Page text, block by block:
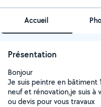
Accueil
Présentation
Bonjour
Je suis peintre en bâtiment
neuf et rénovation,je suis
ou devis pour vous travaux